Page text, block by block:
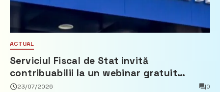
ACTUAL
Serviciul Fiscal de Stat invită
contribuabilii la un webinar gratuit
privind calculul impozitului pe bunurile
23/07/2026 0